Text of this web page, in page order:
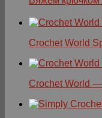
Crochet World
Crochet World